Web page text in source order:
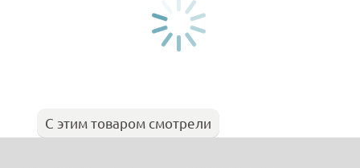
С этим товаром смотрели